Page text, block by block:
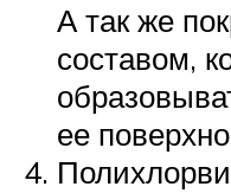
А так же
составом,
ее